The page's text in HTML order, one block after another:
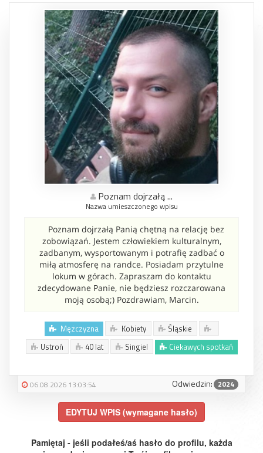
Poznam dojrzałą ...
Nazwa umieszczonego wpisu
Poznam dojrzałą Panią chętną na relację bez
zobowiązań. Jestem człowiekiem kulturalnym,
zadbanym, wysportowanym i potrafię zadbać o
miłą atmosferę na randce. Posiadam przytulne
lokum w górach. Zapraszam do kontaktu
zdecydowane Panie, nie będziesz rozczarowana
moją osobą;) Pozdrawiam, Marcin.
Mężczyzna Kobiety
Śląskie
Ustroń
40 lat Singiel Ciekawych spotkań
06.08.2026 13:03:54 Odwiedzin: 2024
EDYTUJ WPIS (wymagane hasło)
Pamiętaj - jeśli podałeś/aś hasło do profilu, każda